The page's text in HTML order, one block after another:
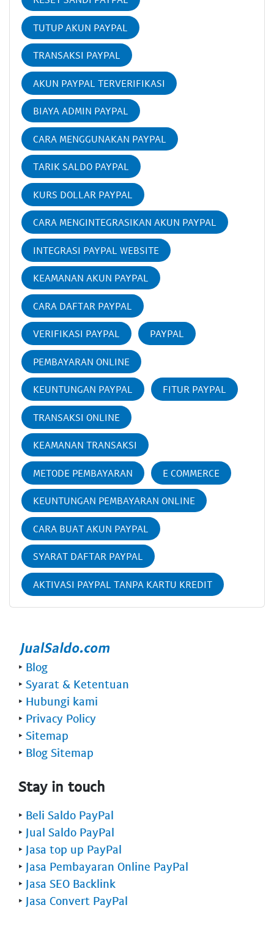
TUTUP AKUN PAYPAL
TRANSAKSI PAYPAL
AKUN PAYPAL TERVERIFIKASI
BIAYA ADMIN PAYPAL
CARA MENGGUNAKAN PAYPAL
TARIK SALDO PAYPAL
KURS DOLLAR PAYPAL
CARA MENGINTEGRASIKAN AKUN PAYPAL
INTEGRASI PAYPAL WEBSITE
KEAMANAN AKUN PAYPAL
CARA DAFTAR PAYPAL
VERIFIKASI PAYPAL PAYPAL
PEMBAYARAN ONLINE
KEUNTUNGAN PAYPAL FITUR PAYPAL
TRANSAKSI ONLINE
KEAMANAN TRANSAKSI
METODE PEMBAYARAN E COMMERCE
KEUNTUNGAN PEMBAYARAN ONLINE
CARA BUAT AKUN PAYPAL
SYARAT DAFTAR PAYPAL
AKTIVASI PAYPAL TANPA KARTU KREDIT
‣ Blog
‣ Syarat & Ketentuan
‣ Hubungi kami
‣ Privacy Policy
‣ Sitemap
‣ Blog Sitemap
Stay in touch
‣ Beli Saldo PayPal
‣ Jual Saldo PayPal
‣ Jasa top up PayPal
‣ Jasa Pembayaran Online PayPal
‣ Jasa SEO Backlink
‣ Jasa Convert PayPal